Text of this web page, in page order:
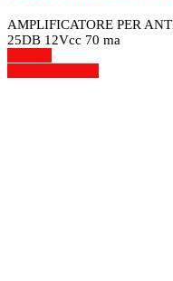
AMPLIFICATORE PER
25DB 12Vcc 70 ma